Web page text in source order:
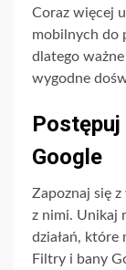
Coraz więcej
mobilnych do
dlatego
wygodne
Google
Zapoznaj się
z nimi. Unikaj
działań, które
Filtry i bany